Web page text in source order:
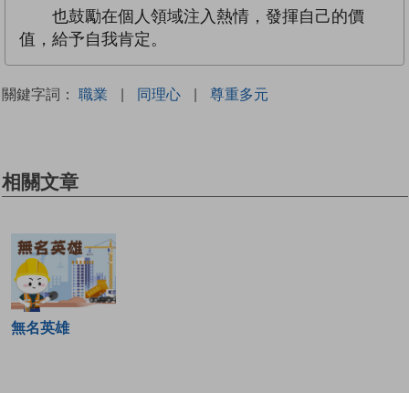
也鼓勵在個人領域注入熱情，發揮自己的價
值，給予自我肯定。
關鍵字詞： 職業 | 同理心 | 尊重多元
相關文章
無名英雄